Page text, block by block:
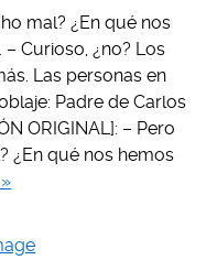
mal? ¿En qué nos
Curioso, ¿no? Los
Las personas en
Padre de Carlos
ORIGINAL]: – Pero
¿En qué nos hemos